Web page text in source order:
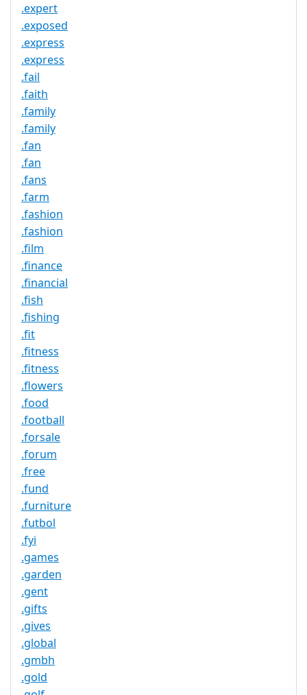
.expert
.exposed
.express
.express
.fail
.faith
.family
.family
.fan
.fan
.fans
.farm
.fashion
.fashion
.film
.finance
.financial
.fish
.fishing
.fit
.fitness
.fitness
.flowers
.food
.football
.forsale
.forum
.free
.fund
.furniture
.futbol
.fyi
.games
.garden
.gent
.gifts
.gives
.global
.gmbh
.gold